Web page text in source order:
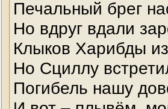
Печальный брег
Но вдруг вдали
Клыков Харибды
Но Сциллу
Погибель нашу